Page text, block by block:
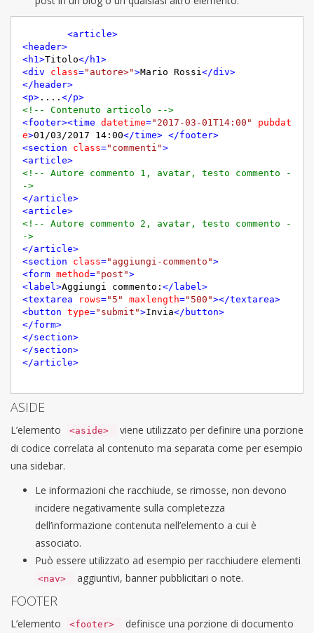
<article>
<header>
<h1>Titolo</ h1>
<div class="autore>">Mario Rossi</div>
</ header>
<p> .... </p>
<!-- Contenuto articolo -->
<footer><time datetime="2017-03-01T14:00"
pubdat
e>01/03/2017 14:00</time> </footer>
<section class="commenti">
<article>
<!-- Autore commento 1, avatar, testo commento -
->
</article>
<article>
<!-- Autore commento 2, avatar, testo commento -
->
</article>
<section class="aggiungi-commento">
<form method="post">
<label>Aggiungi commento: </ label>
<textarea rows="5" maxlength="500"></textarea>
<button type="submit">Invia</ button>
</form>
</section>
</section>
</article>
ASIDE
L’elemento <aside>
viene utilizzato per definire una porzione
di codice correlata al contenuto ma separata come per esempio
una sidebar.
Le informazioni che racchiude, se rimosse, non devono
incidere negativamente sulla completezza
dell’informazione contenuta nell’elemento a cui è
associato.
Può essere utilizzato ad esempio per racchiudere elementi
<nav> aggiuntivi, banner pubblicitari o note.
FOOTER
L’elemento <footer> definisce una porzione di documento